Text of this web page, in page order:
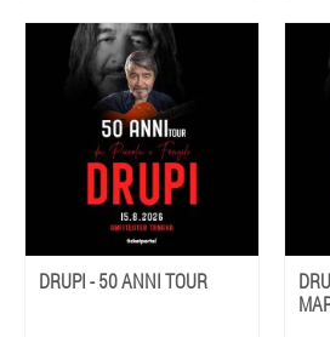
DRUPI - 50 ANNI TOUR